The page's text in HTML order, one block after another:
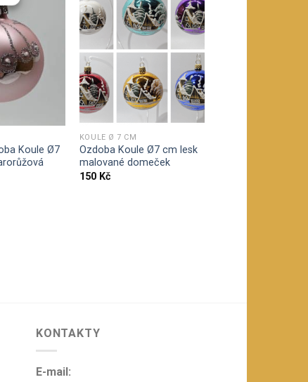
Koule Ø7
KOULE Ø 7 CM
Ozdoba Koule Ø7 cm lesk
malované domeček
150 Kč
KONTAKTY
E-mail: